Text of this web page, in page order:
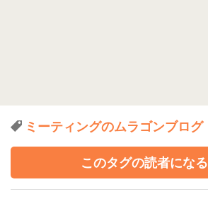
ミーティングのムラゴンブログ
このタグの読者になる